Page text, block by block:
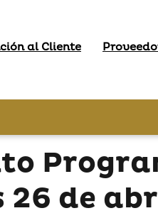
al Cliente
26 de